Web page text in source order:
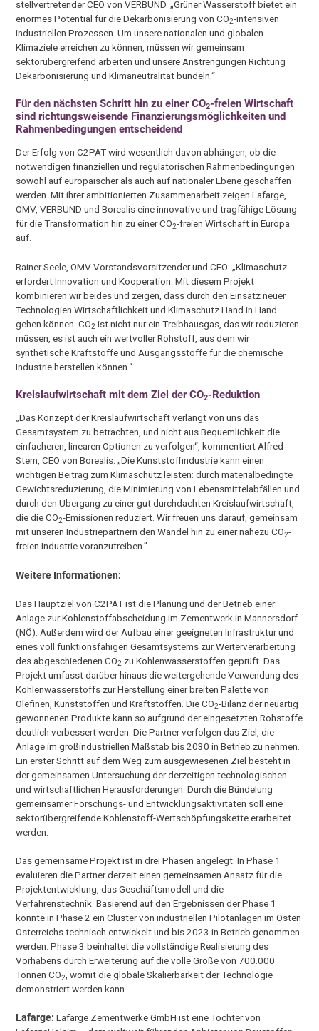
stellvertretender CEO von VERBUND. „Grüner Wasserstoff bietet ein
enormes Potential für die Dekarbonisierung von CO2-intensiven
industriellen Prozessen. Um unsere nationalen und globalen
Klimaziele erreichen zu können, müssen wir gemeinsam
sektorübergreifend arbeiten und unsere Anstrengungen Richtung
Dekarbonisierung und Klimaneutralität bündeln.“
Für den nächsten Schritt hin zu einer CO2-freien Wirtschaft
sind richtungsweisende Finanzierungsmöglichkeiten und
Rahmenbedingungen entscheidend
Der Erfolg von C2PAT wird wesentlich davon abhängen, ob die
notwendigen finanziellen und regulatorischen Rahmenbedingungen
sowohl auf europäischer als auch auf nationaler Ebene geschaffen
werden. Mit ihrer ambitionierten Zusammenarbeit zeigen Lafarge,
OMV, VERBUND und Borealis eine innovative und tragfähige Lösung
für die Transformation hin zu einer CO2-freien Wirtschaft in Europa
auf.
Rainer Seele, OMV Vorstandsvorsitzender und CEO: „Klimaschutz
erfordert Innovation und Kooperation. Mit diesem Projekt
kombinieren wir beides und zeigen, dass durch den Einsatz neuer
Technologien Wirtschaftlichkeit und Klimaschutz Hand in Hand
gehen können. CO2 ist nicht nur ein Treibhausgas, das wir reduzieren
müssen, es ist auch ein wertvoller Rohstoff, aus dem wir
synthetische Kraftstoffe und Ausgangsstoffe für die chemische
Industrie herstellen können.“
Kreislaufwirtschaft mit dem Ziel der CO2-Reduktion
„Das Konzept der Kreislaufwirtschaft verlangt von uns das
Gesamtsystem zu betrachten, und nicht aus Bequemlichkeit die
einfacheren, linearen Optionen zu verfolgen“, kommentiert Alfred
Stern, CEO von Borealis. „Die Kunststoffindustrie kann einen
wichtigen Beitrag zum Klimaschutz leisten: durch materialbedingte
Gewichtsreduzierung, die Minimierung von Lebensmittelabfällen und
durch den Übergang zu einer gut durchdachten Kreislaufwirtschaft,
die die CO2-Emissionen reduziert. Wir freuen uns darauf, gemeinsam
mit unseren Industriepartnern den Wandel hin zu einer nahezu CO2-
freien Industrie voranzutreiben.”
Weitere Informationen:
Das Hauptziel von C2PAT ist die Planung und der Betrieb einer
Anlage zur Kohlenstoffabscheidung im Zementwerk in Mannersdorf
(NÖ). Außerdem wird der Aufbau einer geeigneten Infrastruktur und
eines voll funktionsfähigen Gesamtsystems zur Weiterverarbeitung
des abgeschiedenen CO2 zu Kohlenwasserstoffen geprüft. Das
Projekt umfasst darüber hinaus die weitergehende Verwendung des
Kohlenwasserstoffs zur Herstellung einer breiten Palette von
Olefinen, Kunststoffen und Kraftstoffen. Die CO2-Bilanz der neuartig
gewonnenen Produkte kann so aufgrund der eingesetzten Rohstoffe
deutlich verbessert werden. Die Partner verfolgen das Ziel, die
Anlage im großindustriellen Maßstab bis 2030 in Betrieb zu nehmen.
Ein erster Schritt auf dem Weg zum ausgewiesenen Ziel besteht in
der gemeinsamen Untersuchung der derzeitigen technologischen
und wirtschaftlichen Herausforderungen. Durch die Bündelung
gemeinsamer Forschungs- und Entwicklungsaktivitäten soll eine
sektorübergreifende Kohlenstoff-Wertschöpfungskette erarbeitet
werden.
Das gemeinsame Projekt ist in drei Phasen angelegt: In Phase 1
evaluieren die Partner derzeit einen gemeinsamen Ansatz für die
Projektentwicklung, das Geschäftsmodell und die
Verfahrenstechnik. Basierend auf den Ergebnissen der Phase 1
könnte in Phase 2 ein Cluster von industriellen Pilotanlagen im Osten
Österreichs technisch entwickelt und bis 2023 in Betrieb genommen
werden. Phase 3 beinhaltet die vollständige Realisierung des
Vorhabens durch Erweiterung auf die volle Größe von 700.000
Tonnen CO2 , womit die globale Skalierbarkeit der Technologie
demonstriert werden kann.
Lafarge: Lafarge Zementwerke GmbH ist eine Tochter von